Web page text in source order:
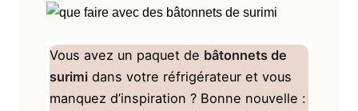
Vous avez un paquet de bâtonnets de
surimi dans votre réfrigérateur et vous
manquez d’inspiration ? Bonne nouvelle :